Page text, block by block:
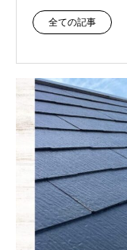
全ての記事